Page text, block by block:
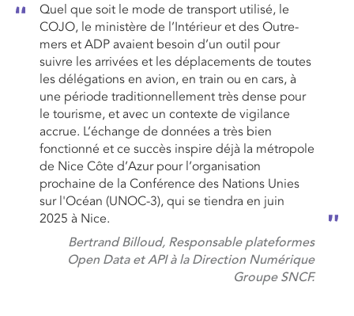
Quel que soit le mode de transport utilisé, le
COJO, le ministère de l’Intérieur et des Outre-
mers et ADP avaient besoin d’un outil pour
suivre les arrivées et les déplacements de toutes
les délégations en avion, en train ou en cars, à
une période traditionnellement très dense pour
le tourisme, et avec un contexte de vigilance
accrue. L’échange de données a très bien
fonctionné et ce succès inspire déjà la métropole
de Nice Côte d’Azur pour l’organisation
prochaine de la Conférence des Nations Unies
sur l'Océan (UNOC-3), qui se tiendra en juin
2025 à Nice.
Bertrand Billoud, Responsable plateformes
Open Data et API à la Direction Numérique
Groupe SNCF.